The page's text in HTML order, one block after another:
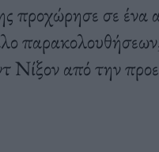
σε ένα
Νίξον από την